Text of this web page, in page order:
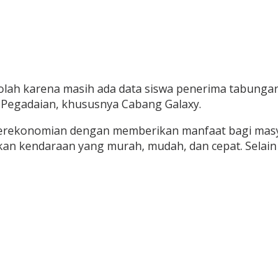
karena masih ada data siswa penerima
khususnya Cabang Galaxy.
dengan memberikan manfaat bagi
kendaraan yang murah, mudah, dan cepat.